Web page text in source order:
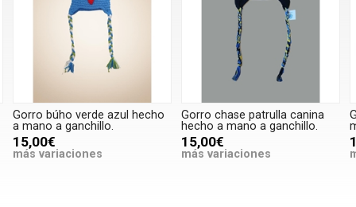
Gorro búho verde azul hecho
a mano a ganchillo.
15,00€
más variaciones
Gorro chase patrulla canina
hecho a mano a ganchillo.
15,00€
más variaciones